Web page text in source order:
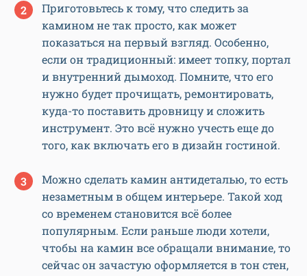
Приготовьтесь к тому, что следить за
камином не так просто, как может
показаться на первый взгляд. Особенно,
если он традиционный: имеет топку, портал
и внутренний дымоход. Помните, что его
нужно будет прочищать, ремонтировать,
куда-то поставить дровницу и сложить
инструмент. Это всё нужно учесть еще до
того, как включать его в дизайн гостиной.
Можно сделать камин антидеталью, то есть
незаметным в общем интерьере. Такой ход
со временем становится всё более
популярным. Если раньше люди хотели,
чтобы на камин все обращали внимание, то
сейчас он зачастую оформляется в тон стен,